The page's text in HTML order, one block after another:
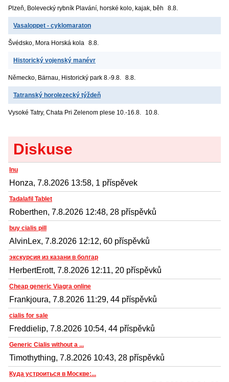
Plzeň, Bolevecký rybník Plavání, horské kolo, kajak, běh 8.8.
Vasaloppet - cyklomaraton
Švédsko, Mora Horská kola 8.8.
Historický vojenský manévr
Německo, Bärnau, Historický park 8.-9.8. 8.8.
Tatranský horolezecký týždeň
Vysoké Tatry, Chata Pri Zelenom plese 10.-16.8. 10.8.
Diskuse
Inu
Honza, 7.8.2026 13:58, 1 příspěvek
Tadalafil Tablet
Roberthen, 7.8.2026 12:48, 28 příspěvků
buy cialis pill
AlvinLex, 7.8.2026 12:12, 60 příspěvků
экскурсия из казани в болгар
HerbertErott, 7.8.2026 12:11, 20 příspěvků
Cheap generic Viagra online
Frankjoura, 7.8.2026 11:29, 44 příspěvků
cialis for sale
Freddielip, 7.8.2026 10:54, 44 příspěvků
Generic Cialis without a ...
Timothything, 7.8.2026 10:43, 28 příspěvků
Куда устроиться в Москве:...